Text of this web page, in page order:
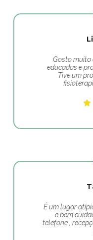
Gosto muito
educadas e
Tive um
É um lugar
e bem
telefone ,